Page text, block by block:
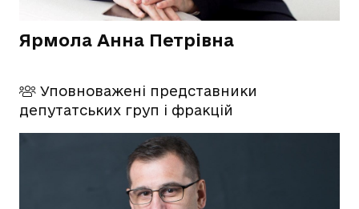
Ярмола Анна Петрівна
Уповноважені представники
депутатських груп і фракцій